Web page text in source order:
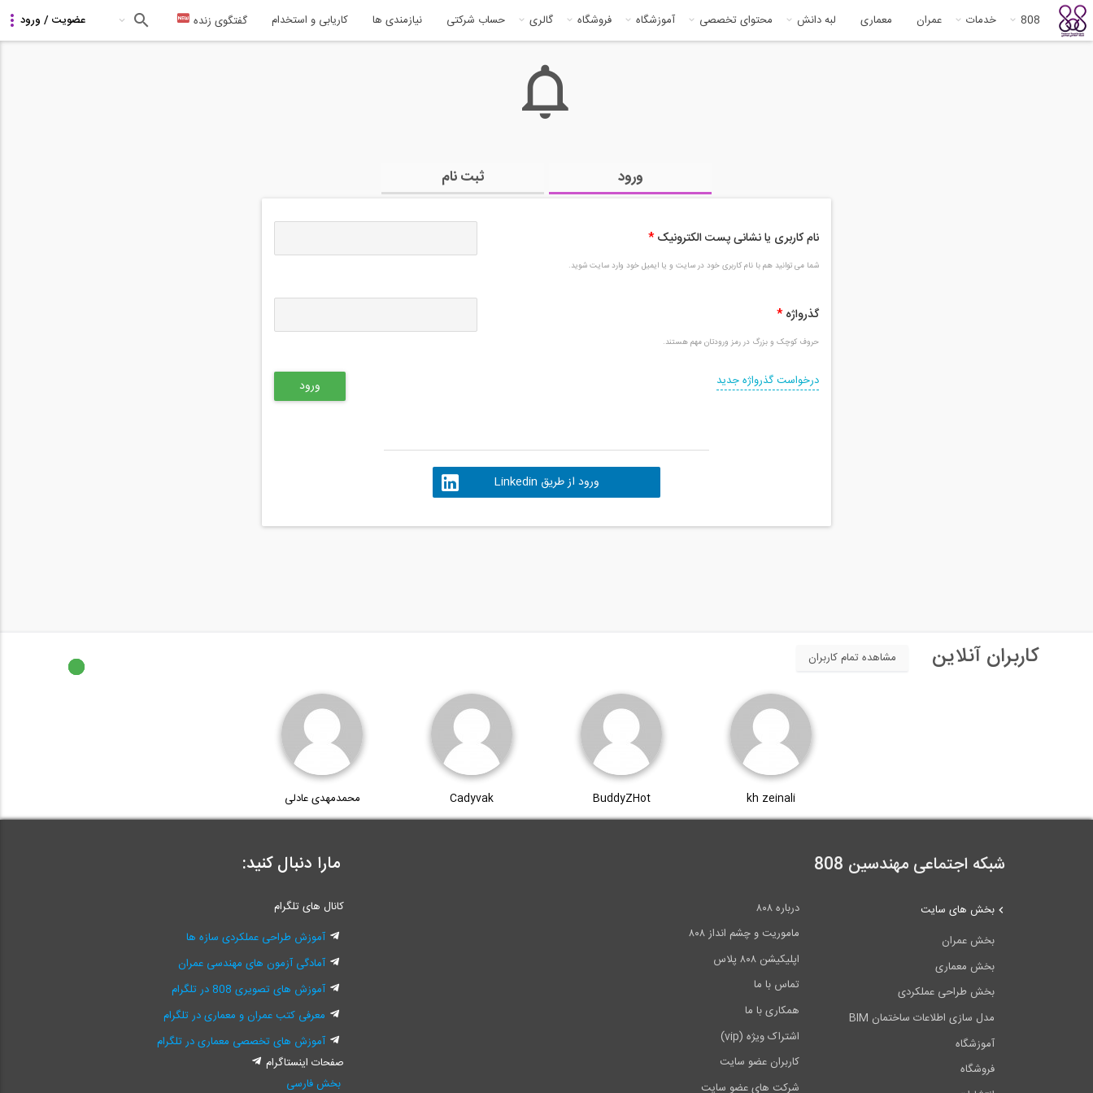
808 خدمات عمران معماری لبه دانش محتوای تخصصی آموزشگاه فروشگاه گالری حساب شرکتی نیازمندی ها کاریابی و استخدام گفتگوی زنده
ورود ثبت نام
نام کاربری یا نشانی پست الکترونیک *
شما می توانید هم با نام کاربری خود در سایت و یا ایمیل خود وارد سایت شوید.
گذرواژه *
حروف کوچک و بزرگ در رمز ورودتان مهم هستند.
درخواست گذرواژه جدید
ورود از طریق Linkedin
کاربران آنلاین مشاهده تمام کاربران
kh zeinali
BuddyZHot
Cadyvak محمدمهدی عادلی
شبکه اجتماعی مهندسین 808
درباره ۸۰۸
ماموریت و چشم انداز ۸۰۸
اپلیکیشن ۸۰۸ پلاس
تماس با ما
همکاری با ما
اشتراک ویژه (vip)
کاربران عضو سایت
شرکت های عضو سایت
بخش های سایت
بخش عمران
بخش معماری
بخش طراحی عملکردی
مدل سازی اطلاعات ساختمان BIM
آموزشگاه
فروشگاه
مارا دنبال کنید:
کانال های تلگرام
آموزش طراحی عملکردی سازه ها
آمادگی آزمون های مهندسی عمران
آموزش های تصویری 808 در تلگرام
معرفی کتب عمران و معماری در تلگرام
آموزش های تخصصی معماری در تلگرام
صفحات اینستاگرام
بخش فارسی